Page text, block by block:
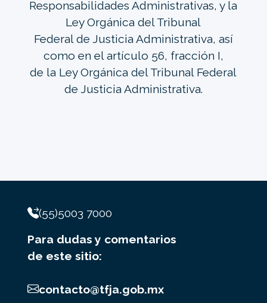
Responsabilidades Administrativas, y la
Ley Orgánica del Tribunal
Federal de Justicia Administrativa, así
como en el artículo 56, fracción I,
de la Ley Orgánica del Tribunal Federal
de Justicia Administrativa.
(55)5003 7000
Para dudas y comentarios
de este sitio:
contacto@tfja.gob.mx